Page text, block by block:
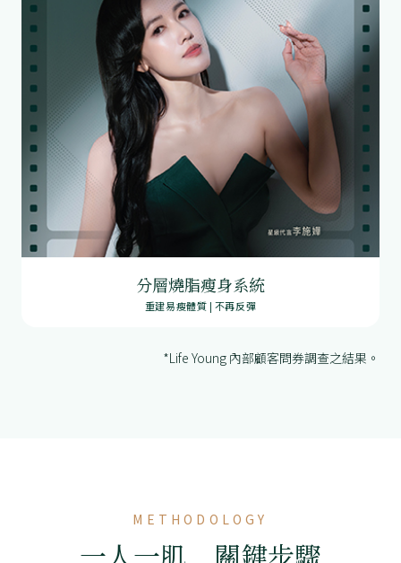
分層燒脂瘦身系統
重建易瘦體質 | 不再反彈
*Life Young 內部顧客問券調查之結果。
METHODOLOGY
一人一肌 關鍵步驟